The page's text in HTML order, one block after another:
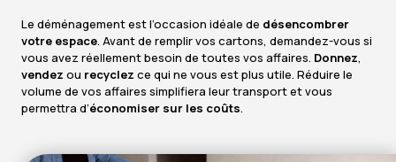
Le déménagement est l’occasion idéale de désencombrer
votre espace. Avant de remplir vos cartons, demandez-vous si
vous avez réellement besoin de toutes vos affaires. Donnez,
vendez ou recyclez ce qui ne vous est plus utile. Réduire le
volume de vos affaires simplifiera leur transport et vous
permettra d’économiser sur les coûts.